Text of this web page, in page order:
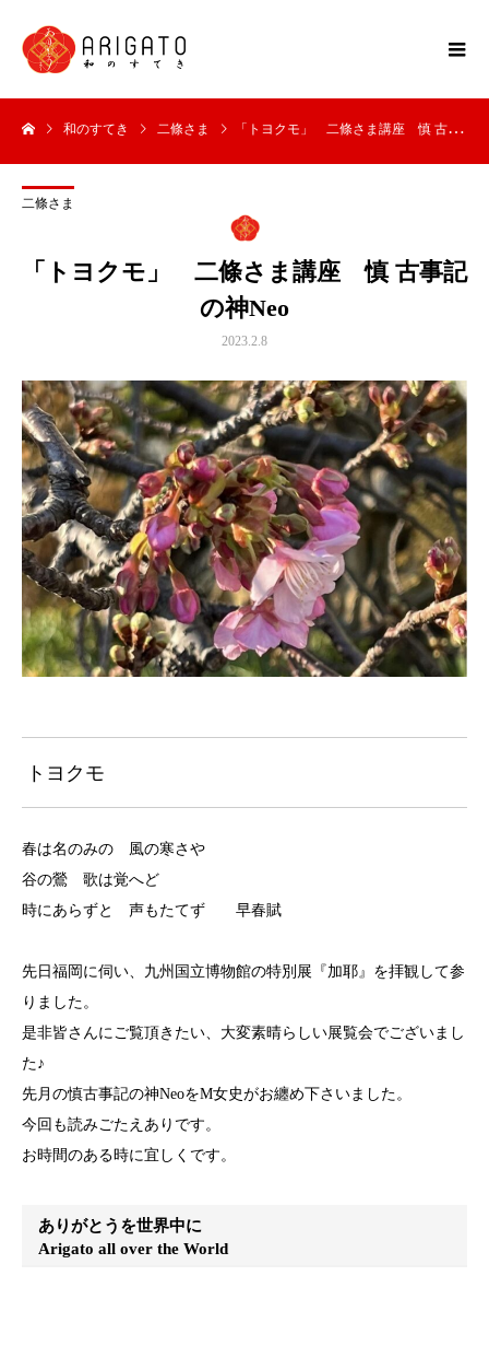
和のすてき 二條さま 「トヨクモ」 二條さま講座 慎 古事記の神Neo
二條さま
「トヨクモ」 二條さま講座 慎 古事記
の神Neo
2023.2.8
トヨクモ
春は名のみの 風の寒さや
谷の鶯 歌は覚へど
時にあらずと 声もたてず 早春賦
先日福岡に伺い、九州国立博物館の特別展『加耶』を拝観して参
りました。
是非皆さんにご覧頂きたい、大変素晴らしい展覧会でございまし
た♪
先月の慎古事記の神NeoをM女史がお纏め下さいました。
今回も読みごたえありです。
お時間のある時に宜しくです。
ありがとうを世界中に
Arigato all over the World